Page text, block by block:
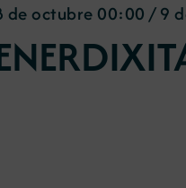
de octubre 00:00 /9